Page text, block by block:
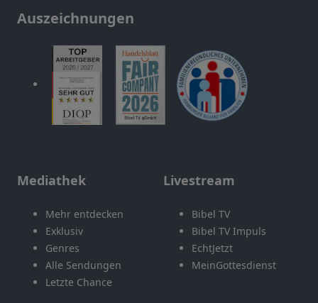
Auszeichnungen
Mediathek
Mehr entdecken
Exklusiv
Genres
Alle Sendungen
Letzte Chance
Livestream
Bibel TV
Bibel TV Impuls
EchtJetzt
MeinGottesdienst